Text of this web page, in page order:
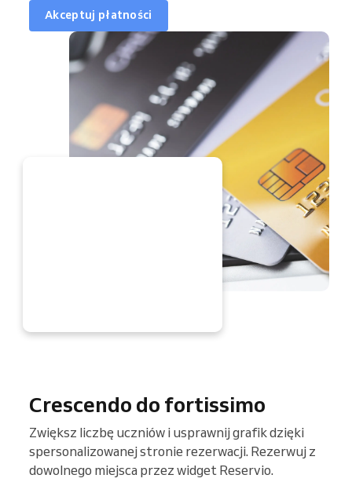
Akceptuj płatności
Crescendo do fortissimo
Zwiększ liczbę uczniów i usprawnij grafik dzięki
spersonalizowanej stronie rezerwacji. Rezerwuj z
dowolnego miejsca przez widget Reservio.